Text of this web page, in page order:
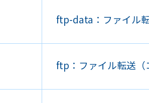
ftp-data：ファイル
ftp：ファイル転送（